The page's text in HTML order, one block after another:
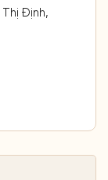
Định,